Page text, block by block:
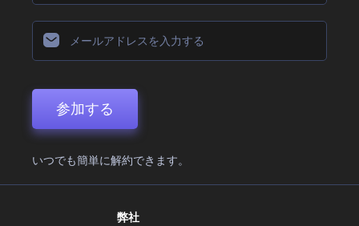
参加する
いつでも簡単に解約できます。
弊社